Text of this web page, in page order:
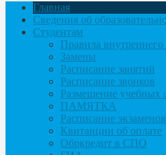
Главная
Сведения об
Студентам
Правила внутреннего
Замены
Расписание занятий
Расписание звонков
Размещение учебных
ПАМЯТКА
Расписание экзаменов
Квитанции об оплате
Обркредит в СПО